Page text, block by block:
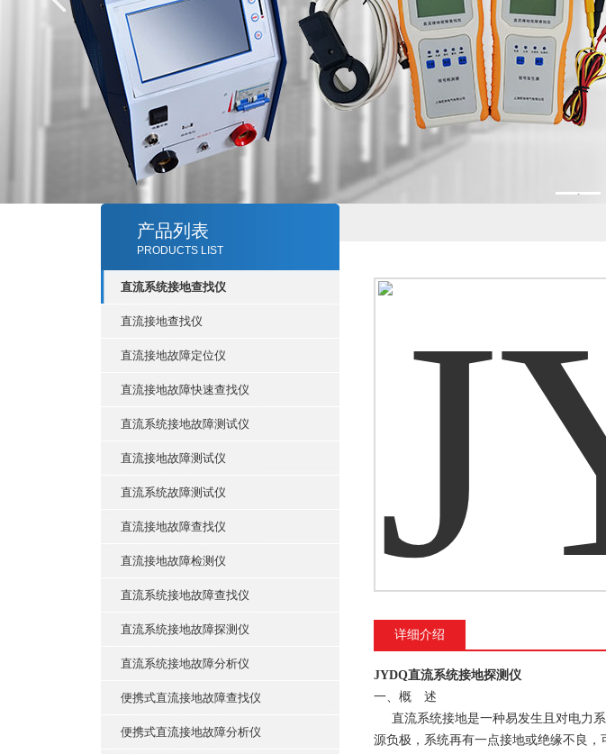
1
产品列表
PRODUCTS LIST
直流系统接地查找仪
直流接地查找仪
直流接地故障定位仪
直流接地故障快速查找仪
直流系统接地故障测试仪
直流接地故障测试仪
直流系统故障测试仪
直流接地故障查找仪
直流接地故障检测仪
直流系统接地故障查找仪
直流系统接地故障探测仪
直流系统接地故障分析仪
便携式直流接地故障查找仪
便携式直流接地故障分析仪
详细介绍
JYDQ直流系统接地探测仪
一、概 述
直流系统接地是一种易发生且对电力系
源负极，系统再有一点接地或绝缘不良